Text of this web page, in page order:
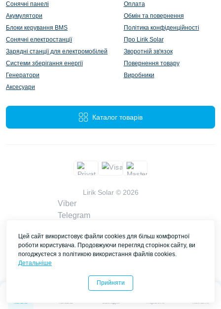
Каталог Головна Закладки
0
Порівняти Контакти
Сонячні панелі
Акумулятори
Блоки керування BMS
Сонячні електростанції
Зарядні станції для електромобілей
Системи зберігання енергії
Генератори
Аксесуари
Оплата
Обмін та повернення
Політика конфіденційності
Про Lirik Solar
Зворотній зв'язок
Повернення товару
Виробники
Каталог товарів
Lirik Solar © 2026
Viber
Telegram
liriksolarcompany@gmail.com
Замовити дзвінок
Цей сайт використовує файли cookies для більш комфортної
роботи користувача. Продовжуючи перегляд сторінок сайту, ви
погоджуєтеся з політикою використання файлів cookies.
Детальніше
Прийняти